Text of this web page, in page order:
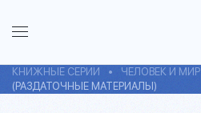
КНИЖНЫЕ СЕРИИ ЧЕЛОВЕК И МИР
(РАЗДАТОЧНЫЕ МАТЕРИАЛЫ)